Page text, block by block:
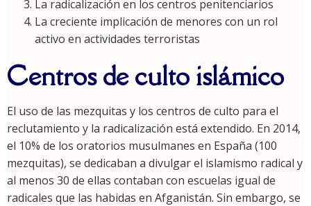
La radicalización en los centros penitenciarios
La creciente implicación de menores con un rol
activo en actividades terroristas
Centros de culto islámico
El uso de las mezquitas y los centros de culto para el
reclutamiento y la radicalización está extendido. En 2014,
el 10% de los oratorios musulmanes en España (100
mezquitas), se dedicaban a divulgar el islamismo radical y
al menos 30 de ellas contaban con escuelas igual de
radicales que las habidas en Afganistán. Sin embargo, se